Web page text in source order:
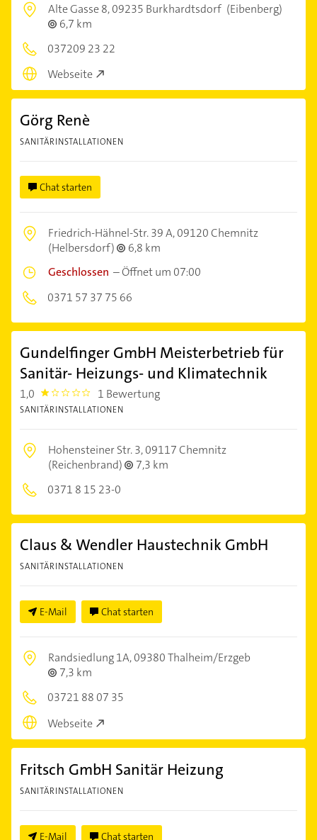
Alte Gasse 8,09235 Burkhardtsdorf (Eibenberg)
6,7 km
037209 23 22
Webseite
Görg Renè
SANITÄRINSTALLATIONEN
Chat starten
Friedrich-Hähnel-Str. 39 A,09120 Chemnitz
(Helbersdorf)
6,8 km
Geschlossen –Öffnet um 07:00
0371 57 37 75 66
Gundelfinger GmbH Meisterbetrieb für
Sanitär- Heizungs- und Klimatechnik
1,0 1.0 1 Bewertung
SANITÄRINSTALLATIONEN
Hohensteiner Str. 3,09117 Chemnitz
(Reichenbrand)
7,3 km
0371 8 15 23-0
Claus & Wendler Haustechnik GmbH
SANITÄRINSTALLATIONEN
E-Mail Chat starten
Randsiedlung 1A,09380 Thalheim/Erzgeb
7,3 km
03721 88 07 35
Webseite
Fritsch GmbH Sanitär Heizung
SANITÄRINSTALLATIONEN
E-Mail Chat starten